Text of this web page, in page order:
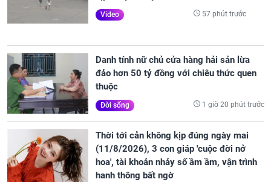
Video 57 phút trước
Danh tính nữ chủ cửa hàng hải sản lừa
đảo hơn 50 tỷ đồng với chiêu thức quen
thuộc
Đời sống 1 giờ 20 phút trước
Thời tới cản không kịp đúng ngày mai
(11/8/2026), 3 con giáp 'cuộc đời nở
hoa', tài khoản nhảy số ầm ầm, vận trình
hanh thông bất ngờ